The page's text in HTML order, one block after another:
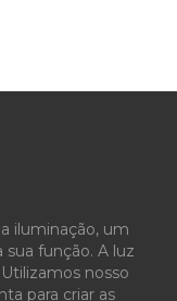
iluminação, um
função. A luz
nosso
para criar as